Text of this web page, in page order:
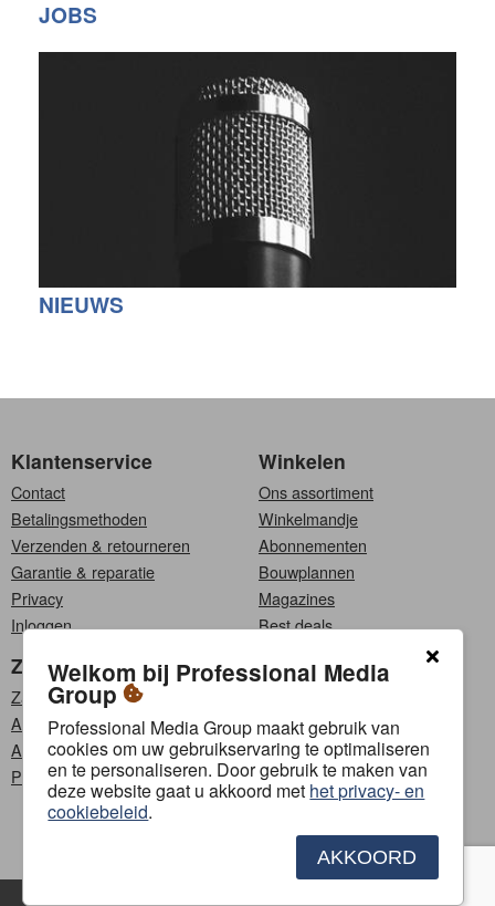
JOBS
NIEUWS
Klantenservice
Contact
Betalingsmethoden
Verzenden & retourneren
Garantie & reparatie
Privacy
Inloggen
Winkelen
Ons assortiment
Winkelmandje
Abonnementen
Bouwplannen
Magazines
Best deals
Zakelijk
Zakelijke klanten
Affiliate programma
Adverteren
PMG Content Lab
Kies een taal
Français
Volg ons
Welkom bij Professional Media
Group
Professional Media Group maakt gebruik van
cookies om uw gebruikservaring te optimaliseren
en te personaliseren. Door gebruik te maken van
deze website gaat u akkoord met het privacy- en
cookiebeleid.
AKKOORD